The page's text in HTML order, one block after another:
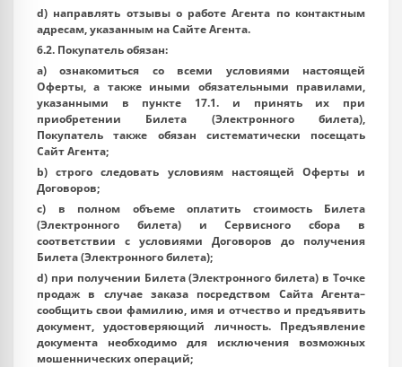
d) направлять отзывы о работе Агента по контактным
адресам, указанным на Сайте Агента.
6.2. Покупатель обязан:
a) ознакомиться со всеми условиями настоящей
Оферты, а также иными обязательными правилами,
указанными в пункте 17.1. и принять их при
приобретении Билета (Электронного билета),
Покупатель также обязан систематически посещать
Сайт Агента;
b) строго следовать условиям настоящей Оферты и
Договоров;
c) в полном объеме оплатить стоимость Билета
(Электронного билета) и Сервисного сбора в
соответствии с условиями Договоров до получения
Билета (Электронного билета);
d) при получении Билета (Электронного билета) в Точке
продаж в случае заказа посредством Сайта Агента–
сообщить свои фамилию, имя и отчество и предъявить
документ, удостоверяющий личность. Предъявление
документа необходимо для исключения возможных
мошеннических операций;